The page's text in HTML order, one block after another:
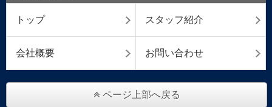
トップ スタッフ紹介
会社概要 お問い合わせ
ページ上部へ戻る